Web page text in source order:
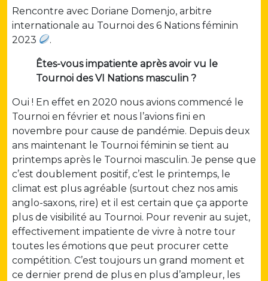
Rencontre avec Doriane Domenjo, arbitre
internationale au Tournoi des 6 Nations féminin
2023
.
Êtes-vous impatiente après avoir vu le
Tournoi des VI Nations masculin ?
Oui ! En effet en 2020 nous avions commencé le
Tournoi en février et nous l’avions fini en
novembre pour cause de pandémie. Depuis deux
ans maintenant le Tournoi féminin se tient au
printemps après le Tournoi masculin. Je pense que
c’est doublement positif, c’est le printemps, le
climat est plus agréable (surtout chez nos amis
anglo-saxons, rire) et il est certain que ça apporte
plus de visibilité au Tournoi. Pour revenir au sujet,
effectivement impatiente de vivre à notre tour
toutes les émotions que peut procurer cette
compétition. C’est toujours un grand moment et
ce dernier prend de plus en plus d’ampleur, les